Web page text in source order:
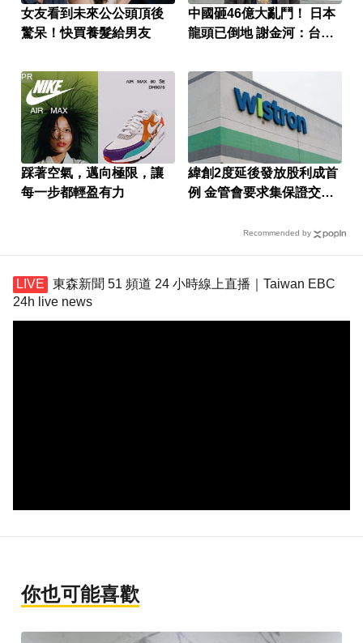
女友看到未來公公頭頂後
驚呆！快買養髮給男友
中國砸46億大亂鬥！ 日本
龍頭已倒地 謝金河：台廠
踩著空氣，邁向極限，讓
每一步都輕盈有力
PR
緯創2度延後發放股利成首
例 金管會要求集保證交所
Recommended by
東森新聞 51 頻道 24 小時線上直播｜Taiwan EBC
24h live news
你也可能喜歡